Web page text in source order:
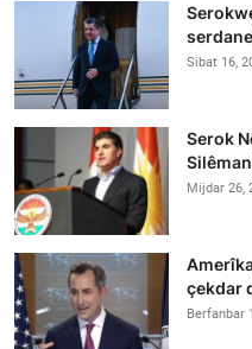
Sibat 16,
Serok
Mijdar 26,
çekdar
Berfanbar